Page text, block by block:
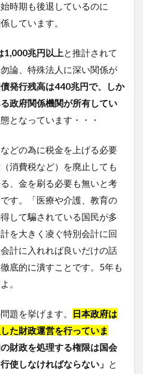
時期も後退しているのに
しています。
1,000兆円以上と推計されて
論、特殊法人に深い関係が
発行残高は440兆円で、しか
政府関係機関が所有してい
となっています・・・
どの為に税金を上げる必要
消費税など）を廃止しても
、金を刷る必要も無いと考
す。「医療や介護、教育の
して騙されている国民が多
を大きく凌ぐ特別会計に回
計に入れれば良いだけの話
底的に潰すことです。5年も
。
題を挙げます。
日本政府は
た財政運営を行っていま
の財政を処理する権限は国会
使しなければならない」 と